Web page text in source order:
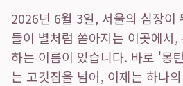
2026년 6월 3일, 서울의 심장이
들이 별처럼 쏟아지는 이곳에서
하는 이름이 있습니다. 바로 '몽
는 고깃집을 넘어, 이제는 하나